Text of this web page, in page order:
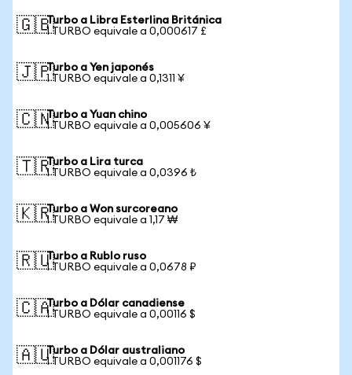
🇬🇧Turbo a Libra Esterlina Británica
1 TURBO equivale a 0,000617 £
🇯🇵Turbo a Yen japonés
1 TURBO equivale a 0,1311 ¥
🇨🇳Turbo a Yuan chino
1 TURBO equivale a 0,005606 ¥
🇹🇷Turbo a Lira turca
1 TURBO equivale a 0,0396 ₺
🇰🇷Turbo a Won surcoreano
1 TURBO equivale a 1,17 ₩
🇷🇺Turbo a Rublo ruso
1 TURBO equivale a 0,0678 ₽
🇨🇦Turbo a Dólar canadiense
1 TURBO equivale a 0,00116 $
🇦🇺Turbo a Dólar australiano
1 TURBO equivale a 0,001176 $